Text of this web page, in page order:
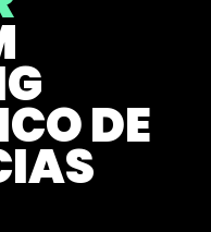
DE